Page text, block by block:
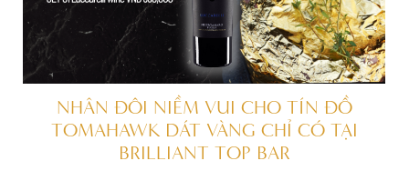
NHÂN ĐÔI NIỀM VUI CHO TÍN ĐỒ
TOMAHAWK DÁT VÀNG CHỈ CÓ TẠI
BRILLIANT TOP BAR